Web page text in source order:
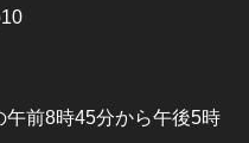
午前8時45分から午後5時